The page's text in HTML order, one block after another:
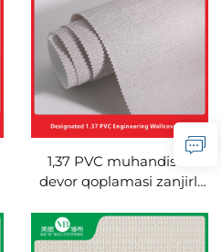
yotoqxonada
ishlatiladigan uzluksiz
devor qoplamalari va
fonlar
1,37 PVC muhandislik
devor qoplamasi zanjirli
mo'ljallangan, xaltali
asosli, o't o'tkazmaydigan